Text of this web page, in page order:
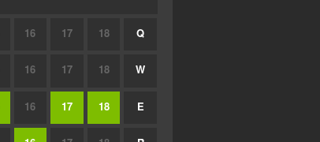
16 17 18 Q
16 17 18 W
16 17 18 E